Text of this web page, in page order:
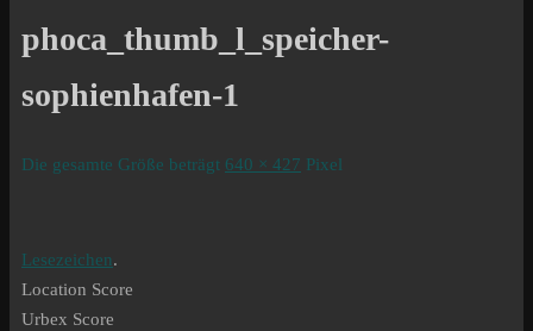
phoca_thumb_l_speicher-
sophienhafen-1
Die gesamte Größe beträgt 640 × 427 Pixel
Lesezeichen.
Location Score
Urbex Score